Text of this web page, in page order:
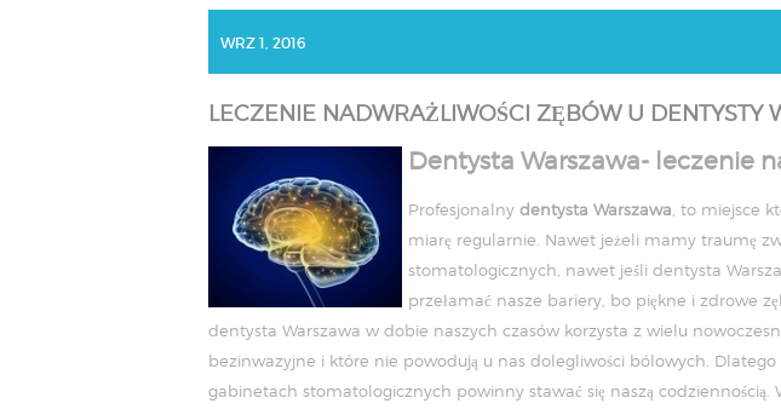
WRZ 1, 2016
LECZENIE NADWRAŻLIWOŚCI ZĘBÓW U DENTYSTY
Dentysta Warszawa- leczenie
Profesjonalny dentysta Warszawa , to miejsce
miarę regularnie. Nawet jeżeli mamy traumę
stomatologicznych, nawet jeśli dentysta
przełamać nasze bariery, bo piękne i zdrowe
dentysta Warszawa w dobie naszych czasów korzysta z wielu
bezinwazyjne i które nie powodują u nas dolegliwości bólowych.
gabinetach stomatologicznych powinny stawać się naszą codziennością.